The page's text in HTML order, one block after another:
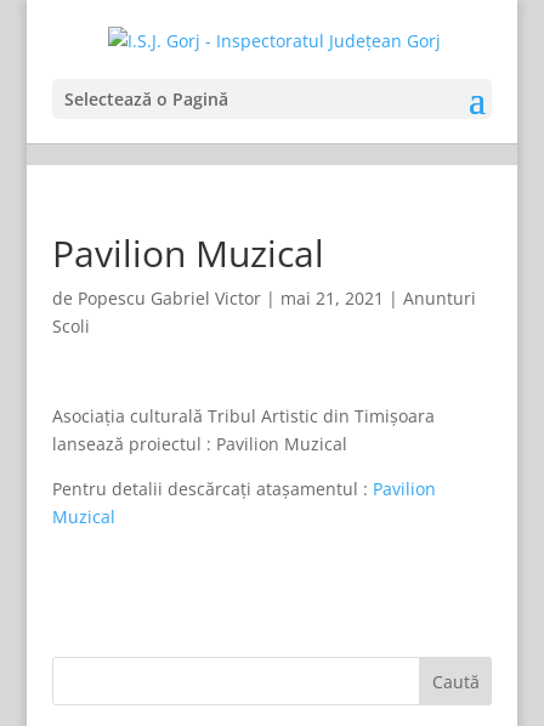
Selectează o Pagină
Pavilion Muzical
de Popescu Gabriel Victor| mai 21, 2021 | Anunturi
Scoli
Asociația culturală Tribul Artistic din Timișoara
lansează proiectul : Pavilion Muzical
Pentru detalii descărcați atașamentul : Pavilion
Muzical